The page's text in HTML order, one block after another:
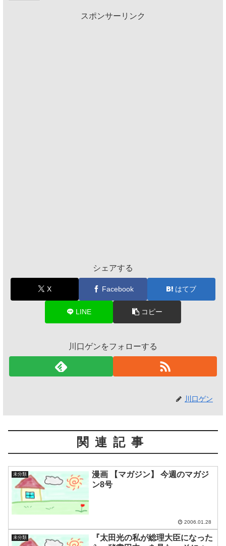
スポンサーリンク
シェアする
X Facebook はてブ
LINE コピー
川口ゲンをフォローする
川口ゲン
関連記事
未分類
漫画 【マガジン】 今週のマガジ
ン8号
2006.01.28
未分類
『太田光の私が総理大臣になった